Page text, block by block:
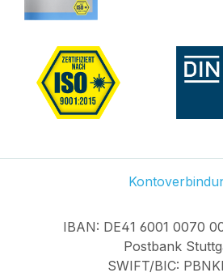
IBAN: DE41 6001 0070
Postbank
SWIFT/BIC: